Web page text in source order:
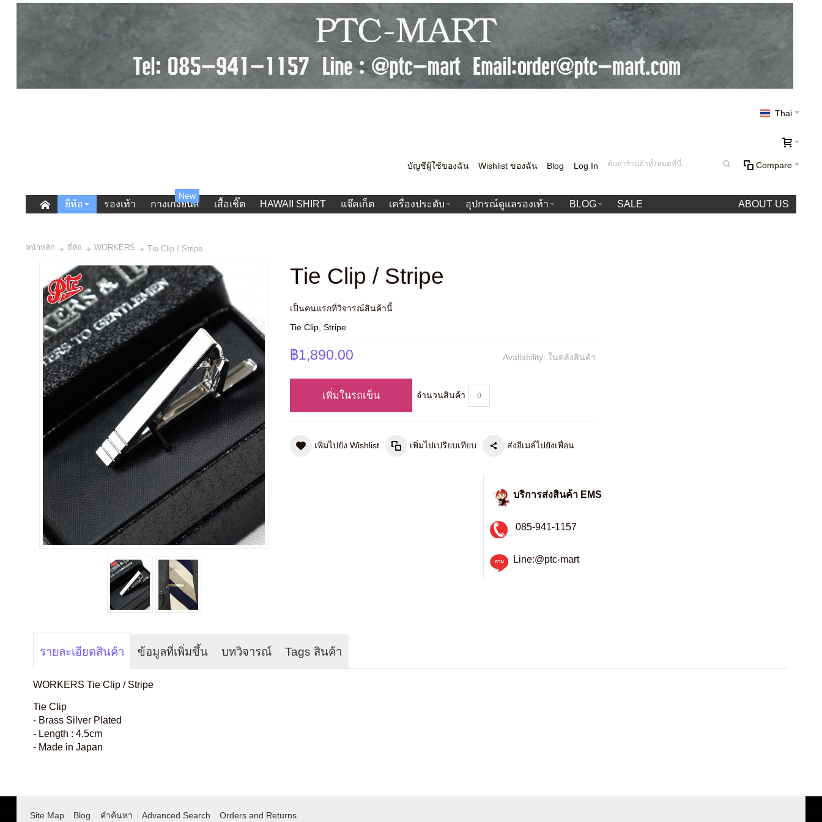
Thai
Compare
บัญชีผู้ใช้ของฉัน Wishlist ของฉัน Blog Log In
ยี่ห้อ รองเท้า กางเกงยีนส์
New
เสื้อเชิ๊ต HAWAII SHIRT แจ๊คเก็ต เครื่องประดับ อุปกรณ์ดูแลรองเท้า BLOG SALE ABOUT US
หน้าหลัก ยี่ห้อ WORKERS Tie Clip / Stripe
Tie Clip / Stripe
เป็นคนแรกที่วิจารณ์สินค้านี้
Tie Clip, Stripe
Availability:ในคลังสินค้า
฿1,890.00
จำนวนสินค้า
เพิ่มในรถเข็น
เพิ่มไปยัง Wishlist เพิ่มไปเปรียบเทียบ ส่งอีเมล์ไปยังเพื่อน
บริการส่งสินค้า EMS
085-941-1157
Line:@ptc-mart
รายละเอียดสินค้า ข้อมูลที่เพิ่มขึ้น บทวิจารณ์ Tags สินค้า
WORKERS Tie Clip / Stripe
Tie Clip
- Brass Silver Plated
- Length : 4.5cm
- Made in Japan
Site Map Blog คำค้นหา Advanced Search Orders and Returns